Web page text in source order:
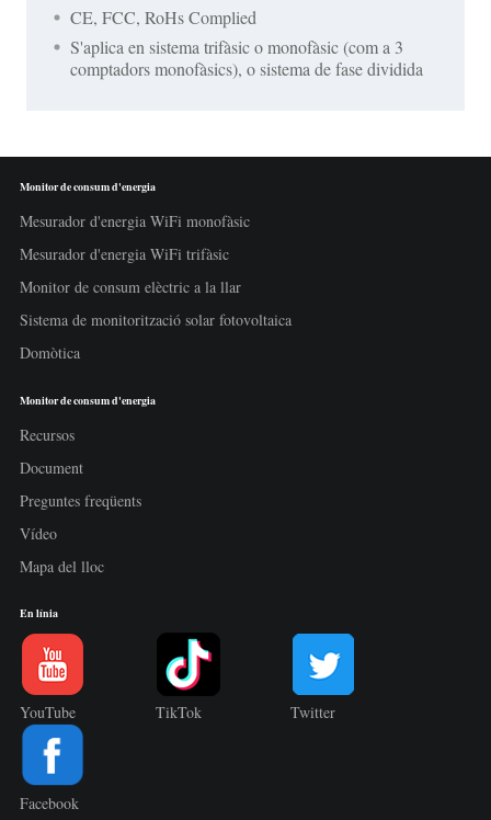
CE, FCC, RoHs Complied
S'aplica en sistema trifàsic o monofàsic (com a 3
comptadors monofàsics), o sistema de fase dividida
Monitor de consum d'energia
Mesurador d'energia WiFi monofàsic
Mesurador d'energia WiFi trifàsic
Monitor de consum elèctric a la llar
Sistema de monitorització solar fotovoltaica
Domòtica
Monitor de consum d'energia
Recursos
Document
Preguntes freqüents
Vídeo
Mapa del lloc
En línia
YouTube TikTok Twitter
Facebook